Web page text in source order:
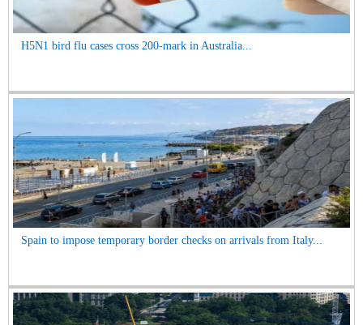
H5N1 bird flu cases cross 200-mark in Australia...
Spain to impose temporary border checks on arrivals from Italy...